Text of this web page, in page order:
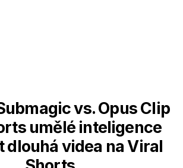
vs. Opus Clip
umělé inteligence
dlouhá videa na Viral